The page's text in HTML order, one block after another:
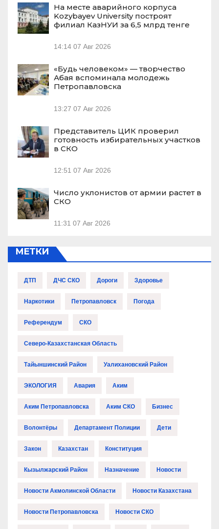
На месте аварийного корпуса
Kozybayev University построят
филиал КазНУИ за 6,5 млрд тенге
14:14 07 Авг 2026
«Будь человеком» — творчество
Абая вспоминала молодежь
Петропавловска
13:27 07 Авг 2026
Представитель ЦИК проверил
готовность избирательных участков
в СКО
12:51 07 Авг 2026
Число уклонистов от армии растет в
СКО
11:31 07 Авг 2026
МЕТКИ
ДТП ДЧС СКО Дороги Здоровье
Наркотики Петропавловск Погода
Референдум СКО
Северо-Казахстанская Область
Тайыншинский Район Уалихановский Район
ЭКОЛОГИЯ Авария Аким
Аким Петропавловска Аким СКО Бизнес
Волонтёры Департамент Полиции Дети
Закон Казахстан Конституция
Кызылжарский Район Назначение Новости
Новости Акмолинской Области Новости Казахстана
Новости Петропавловска Новости СКО